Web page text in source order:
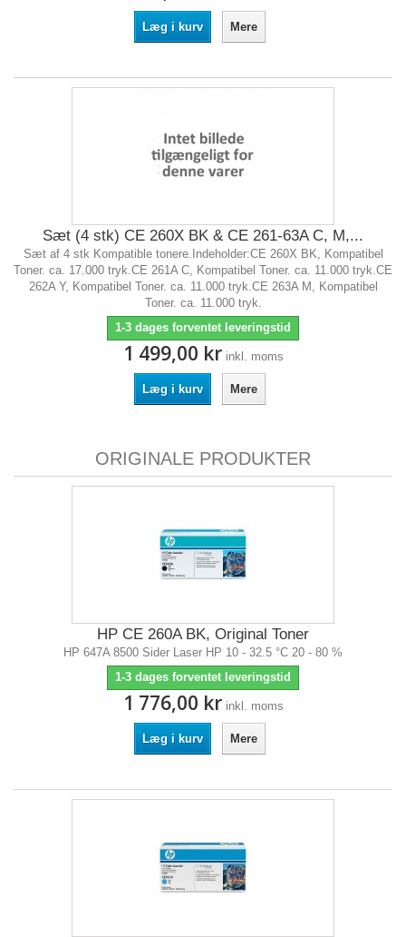
Læg i kurv Mere
Sæt (4 stk) CE 260X BK & CE 261-63A C, M,...
Sæt af 4 stk Kompatible tonere.Indeholder:CE 260X BK, Kompatibel
Toner. ca. 17.000 tryk.CE 261A C, Kompatibel Toner. ca. 11.000 tryk.CE
262A Y, Kompatibel Toner. ca. 11.000 tryk.CE 263A M, Kompatibel
Toner. ca. 11.000 tryk.
1-3 dages forventet leveringstid
1 499,00 kr inkl. moms
Læg i kurv Mere
ORIGINALE PRODUKTER
HP CE 260A BK, Original Toner
HP 647A 8500 Sider Laser HP 10 - 32.5 °C 20 - 80 %
1-3 dages forventet leveringstid
1 776,00 kr inkl. moms
Læg i kurv Mere